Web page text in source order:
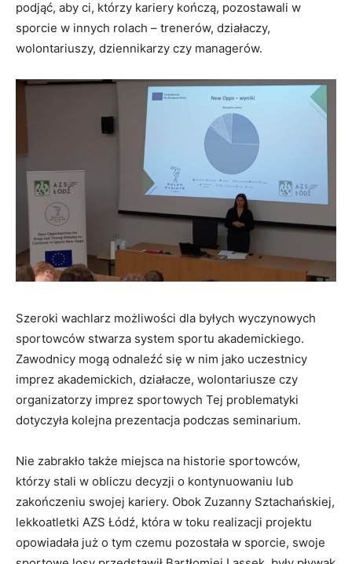
podjąć, aby ci, którzy kariery kończą, pozostawali w
sporcie w innych rolach – trenerów, działaczy,
wolontariuszy, dziennikarzy czy managerów.
Szeroki wachlarz możliwości dla byłych wyczynowych
sportowców stwarza system sportu akademickiego.
Zawodnicy mogą odnaleźć się w nim jako uczestnicy
imprez akademickich, działacze, wolontariusze czy
organizatorzy imprez sportowych Tej problematyki
dotyczyła kolejna prezentacja podczas seminarium.
Nie zabrakło także miejsca na historie sportowców,
którzy stali w obliczu decyzji o kontynuowaniu lub
zakończeniu swojej kariery. Obok Zuzanny Sztachańskiej,
lekkoatletki AZS Łódź, która w toku realizacji projektu
opowiadała już o tym czemu pozostała w sporcie, swoje